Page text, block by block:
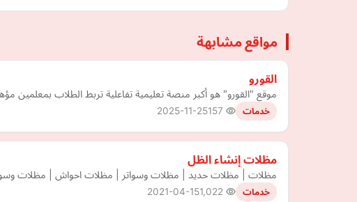
مواقع مشابهة
القورو
موقع "القورو" هو أكبر منصة تعليمية تفاعلية تربط الطلاب
خدمات 2025-11-25
مظلات إنشاء الظل
مظلات | مظلات حديد | مظلات وسواتر | مظلات احواش | مظلات
خدمات 2021-04-15